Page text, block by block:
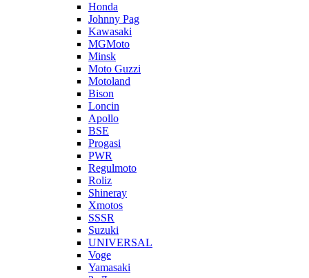
Honda
Johnny Pag
Kawasaki
MGMoto
Minsk
Moto Guzzi
Motoland
Bison
Loncin
Apollo
BSE
Progasi
PWR
Regulmoto
Roliz
Shineray
Xmotos
SSSR
Suzuki
UNIVERSAL
Voge
Yamasaki